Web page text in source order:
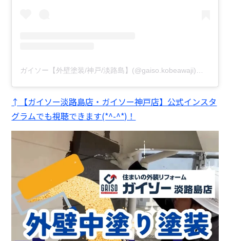
↑【ガイソー淡路島店・ガイソー神戸店】公式インスタ
グラムでも視聴できます(*^-^*)！